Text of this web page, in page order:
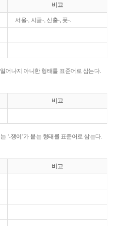
비고
서울-, 시골-, 신출-, 풋-.
어나지 아니한 형태를 표준어로 삼는다.
비고
‘-쟁이’가 붙는 형태를 표준어로 삼는다.
비고